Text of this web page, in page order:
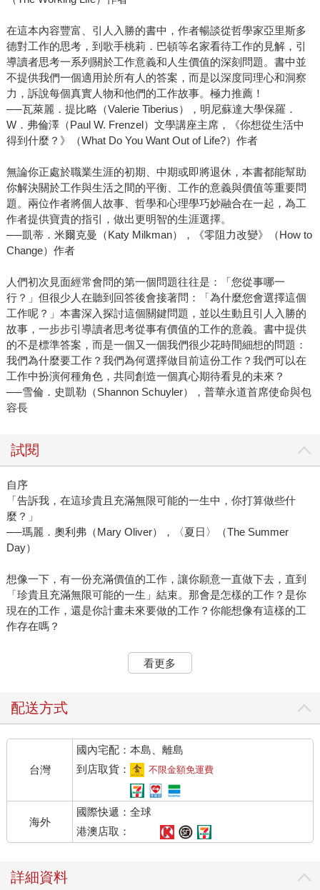
在這本內容豐富、引人入勝的書中，作者暢談從哲學家亞里斯多
德對工作的思考，到歌手桃莉．巴頓等名家看待工作的見解，引
導讀者思考一系列關於工作意義和人生價值的深刻問題。書中並
不提供我們一個適用於所有人的答案，而是以深度同理心和洞察
力，訴說每個真實人物和他們的工作故事。極力推薦！
──瓦萊麗．提比略（Valerie Tiberius），明尼蘇達大學保羅．
W．弗倫澤（Paul W. Frenzel）文學講座主席，《你想從生活中
得到什麼？》（What Do You Want Out of Life?）作者
無論你正處於職業生涯的初期、中期或即將退休，本書都能幫助
你解決關於工作與生活之間的平衡、工作的意義與價值等重要問
題。兩位作者將個人故事、哲學和心理學巧妙融合在一起，為工
作者提供寶貴的指引，做出更明智的生涯選擇。
──凱蒂．米爾克曼（Katy Milkman），《零阻力改變》（How to
Change）作者
人們初次見面經常會問的第一個問題往往是：「您從事哪一
行？」但很少人在聽到回答後會接著問：「為什麼您會選擇這個
工作呢？」本書深入探討這個關鍵問題，並以生動且引人入勝的
故事，一步步引導讀者思考從事有價值的工作的意義。書中提供
的不是標準答案，而是一個又一個我們很少花時間細想的問題：
我們為什麼要工作？我們為何選擇做目前這份工作？我們可以在
工作中扮演何種角色，共同創造一個真心期待看見的未來？
──雪倫．史凱勒（Shannon Schuyler），普華永道首席使命與包
容長
試閱
自序
「告訴我，在這珍貴且充滿無限可能的一生中，你打算做些什
麼？」
──瑪麗．奧利弗（Mary Oliver），〈夏日〉（The Summer
Day）
想像一下，有一份充滿價值的工作，讓你願意一直做下去，直到
「珍貴且充滿無限可能的一生」結束。那會是怎樣的工作？是你
現在的工作，還是你計畫未來要做的工作？你能想像有這樣的工
作存在嗎？
大衛．鮑伊（David Bowie）擁有一個漫長且充滿生產力的職業生
涯，然而，在事業處於巔峰期時，他卻因為心臟病發作，因而決
次數，還改掉熬夜的工作習慣，以便和家人共度更多美好的夜
幾年後，他獲頒象徵樂壇最高榮譽的葛萊美終身成就獎。這時的
他將近六十歲，經濟上富足無虞，對大多數人來說，這正是認真
考慮退休的好時機。然而，鮑伊與大多數人不同。他曾說：「如
果你在工作中感覺有安全感，那就表示你不在正確的位置上。永
遠要試著去比你認為所能承受的水域更深一點的地方，直到你覺
得快走到深度的極限時，然後再往前走兩步。等你感覺自己的腳
幾乎無法碰到地，這就是你可以大展身手，做一些令人興奮的事
看更多
配送方式
台灣
國內宅配：本島、離島
到店取貨：
不限金額免運費
海外
國際快遞：全球
港澳店取：
詳細資料